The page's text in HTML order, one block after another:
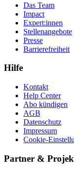
Das Team
Impact
Expert:innen
Stellenangebote
Presse
Barrierefreiheit
Hilfe
Kontakt
Help Center
Abo kündigen
AGB
Datenschutz
Impressum
Cookie-
Partner &